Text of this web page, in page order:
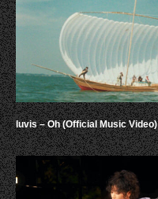
luvis – Oh (Official Music Video)